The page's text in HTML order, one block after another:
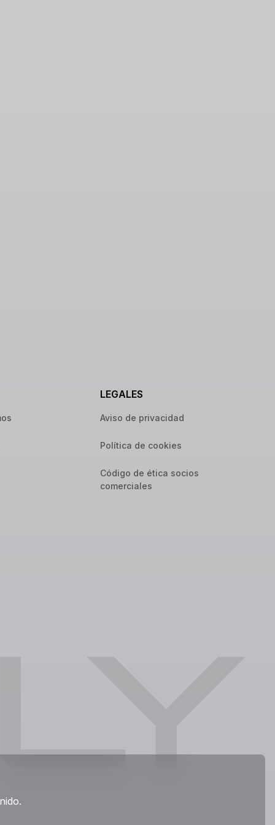
LEGALES
Aviso de privacidad
Política de cookies
Código de ética socios
comerciales